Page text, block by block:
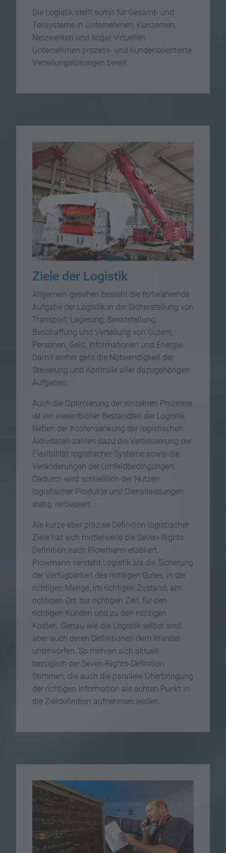
Die Logistik stellt somit für Gesamt- und
Teilsysteme in Unternehmen, Konzernen,
Netzwerken und sogar virtuellen
Unternehmen prozess- und kundenorientierte
Verteilungslösungen bereit.
Ziele der Logistik
Allgemein gesehen besteht die fortwährende
Aufgabe der Logistik in der Sicherstellung von
Transport, Lagerung, Bereitstellung,
Beschaffung und Verteilung von Gütern,
Personen, Geld, Informationen und Energie.
Damit einher geht die Notwendigkeit der
Steuerung und Kontrolle aller dazugehörigen
Aufgaben.
Auch die Optimierung der einzelnen Prozesse
ist ein wesentlicher Bestandteil der Logistik.
Neben der Kostensenkung der logistischen
Aktivitäten zählen dazu die Verbesserung der
Flexibilität logistischer Systeme sowie die
Veränderungen der Umfeldbedingungen.
Dadurch wird schließlich der Nutzen
logistischer Produkte und Dienstleistungen
stetig verbessert.
Als kurze aber präzise Definition logistischer
Ziele hat sich mittlerweile die Seven-Rights-
Definition nach Plowmann etabliert.
Plowmann versteht Logistik als die Sicherung
der Verfügbarkeit des richtigen Gutes, in der
richtigen Menge, im richtigen Zustand, am
richtigen Ort, zur richtigen Zeit, für den
richtigen Kunden und zu den richtigen
Kosten. Genau wie die Logistik selbst sind
aber auch deren Definitionen dem Wandel
unterworfen. So mehren sich aktuell
bezüglich der Seven-Rights-Definition
Stimmen, die auch die parallele Überbringung
der richtigen Information als achten Punkt in
die Zieldefinition aufnehmen wollen.